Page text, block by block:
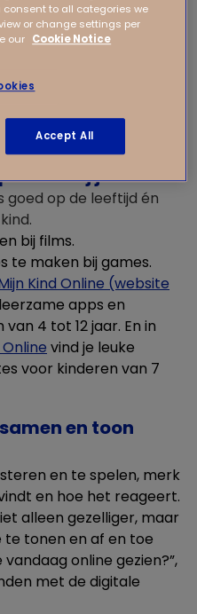
per dag matig tot
door lekker buiten te
door bijvoorbeeld
de volgende 8 tips
je kind in balans te
bij jouw kind
goed op de leeftijd én
bij films.
te maken bij games.
Kind Online (website
apps en
4 tot 12 jaar. En in
vind je leuke
voor kinderen van 7
en toon
en te spelen, merk
en hoe het reageert.
alleen gezelliger, maar
te tonen en af en toe
online gezien?”,
met de digitale
consent to all categories we
or change settings per
our Cookie Notice
Accept All